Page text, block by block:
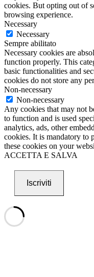
cookies. But opting out of
browsing experience.
Necessary
Necessary
Sempre abilitato
Necessary cookies are
function properly. This
basic functionalities and
cookies do not store any
Non-necessary
Non-necessary
Any cookies that may not
to function and is used
analytics, ads, other
cookies. It is mandatory to
these cookies on your
ACCETTA E SALVA
Iscriviti